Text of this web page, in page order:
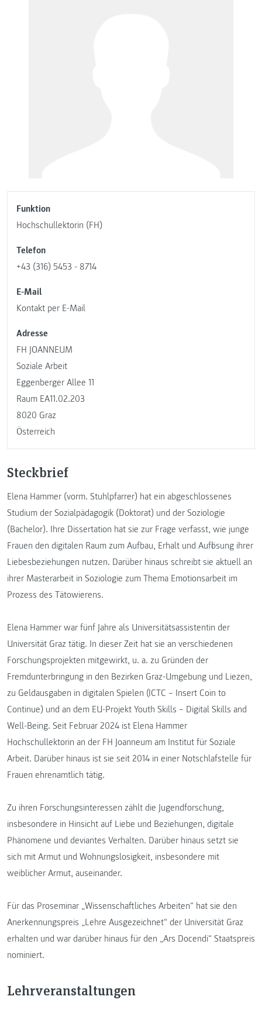
Funktion
Hochschullektorin (FH)
Telefon
+43 (316) 5453 - 8714
E-Mail
Kontakt per E-Mail
Adresse
FH JOANNEUM
Soziale Arbeit
Eggenberger Allee 11
Raum EA11.02.203
8020 Graz
Österreich
Steckbrief
Elena Hammer (vorm. Stuhlpfarrer) hat ein abgeschlossenes
Studium der Sozialpädagogik (Doktorat) und der Soziologie
(Bachelor). Ihre Dissertation hat sie zur Frage verfasst, wie junge
Frauen den digitalen Raum zum Aufbau, Erhalt und Auflösung ihrer
Liebesbeziehungen nutzen. Darüber hinaus schreibt sie aktuell an
ihrer Masterarbeit in Soziologie zum Thema Emotionsarbeit im
Prozess des Tätowierens.
Elena Hammer war fünf Jahre als Universitätsassistentin der
Universität Graz tätig. In dieser Zeit hat sie an verschiedenen
Forschungsprojekten mitgewirkt, u. a. zu Gründen der
Fremdunterbringung in den Bezirken Graz-Umgebung und Liezen,
zu Geldausgaben in digitalen Spielen (ICTC – Insert Coin to
Continue) und an dem EU-Projekt Youth Skills – Digital Skills and
Well-Being. Seit Februar 2024 ist Elena Hammer
Hochschullektorin an der FH Joanneum am Institut für Soziale
Arbeit. Darüber hinaus ist sie seit 2014 in einer Notschlafstelle für
Frauen ehrenamtlich tätig.
Zu ihren Forschungsinteressen zählt die Jugendforschung,
insbesondere in Hinsicht auf Liebe und Beziehungen, digitale
Phänomene und deviantes Verhalten. Darüber hinaus setzt sie
sich mit Armut und Wohnungslosigkeit, insbesondere mit
weiblicher Armut, auseinander.
Für das Proseminar „Wissenschaftliches Arbeiten“ hat sie den
Anerkennungspreis „Lehre Ausgezeichnet“ der Universität Graz
erhalten und war darüber hinaus für den „Ars Docendi“ Staatspreis
nominiert.
Lehrveranstaltungen